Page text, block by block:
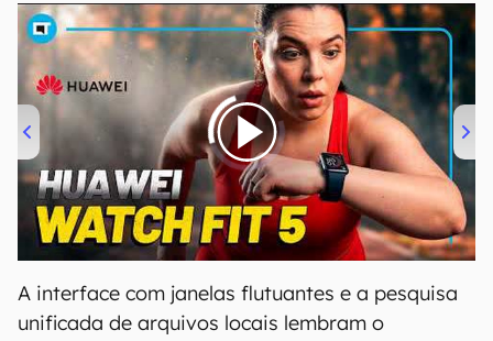
00:00/04:51
A interface com janelas flutuantes e a pesquisa
unificada de arquivos locais lembram o